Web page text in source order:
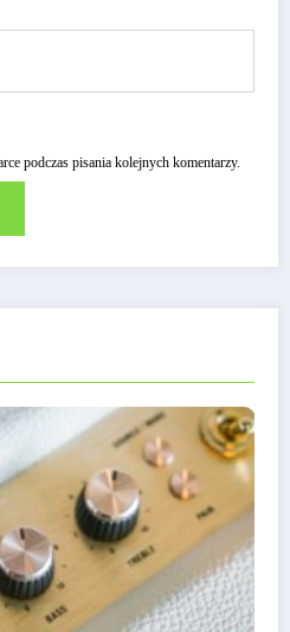
podczas pisania kolejnych komentarzy.